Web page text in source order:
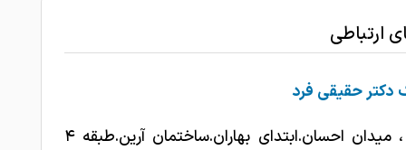
ارتباطی
دکتر حقیقی فرد
شیراز ، میدان احسان.ابتدای بهاران.ساختمان آرین.طبقه ۴